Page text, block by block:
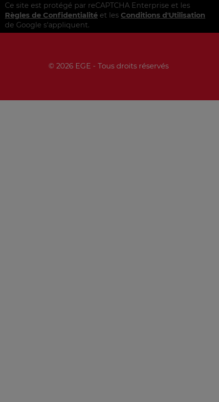
Ce site est protégé par reCAPTCHA Enterprise et les
Règles de Confidentialité et les Conditions d'Utilisation
de Google s'appliquent.
© 2026 EGE - Tous droits réservés